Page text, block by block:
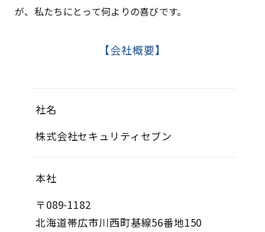
が、私たちにとって何よりの喜びです。
【会社概要】
社名
株式会社セキュリティセブン
本社
〒089-1182
北海道帯広市川西町基線56番地150​​